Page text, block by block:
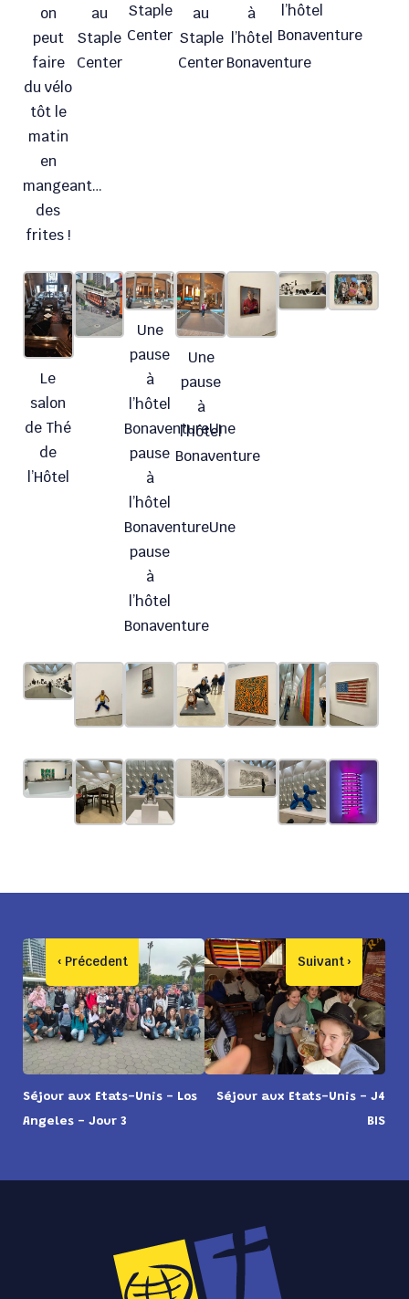
on
peut
faire
du vélo
tôt le
matin
en
mangeant…
des
frites !
au
Staple
Center
Staple
Center
au
Staple
Center
à
l’hôtel
Bonaventure
l’hôtel
Bonaventure
Le
salon
de Thé
de
l’Hôtel
Une
pause
à
l’hôtel
BonaventureUne
pause
à
l’hôtel
BonaventureUne
pause
à
l’hôtel
Bonaventure
Une
pause
à
l’hôtel
Bonaventure
Séjour aux Etats-Unis - Los
Angeles - Jour 3
Séjour aux Etats-Unis - J4
BIS